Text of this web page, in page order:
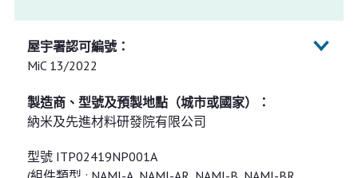
MiC 13/2022
納米及先進材料研發院有限公司
型號 ITP02419NP001A